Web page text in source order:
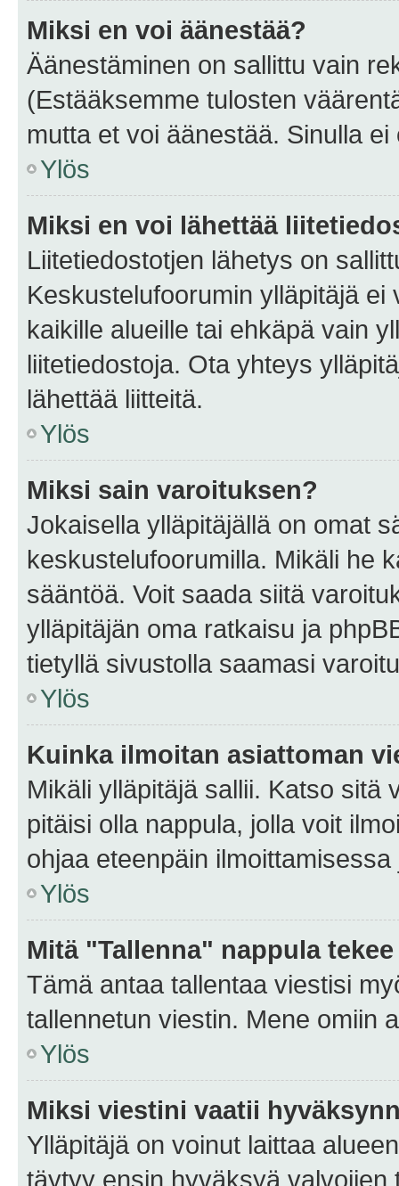
Miksi en voi äänestää?
Äänestäminen on sallittu vain
(Estääksemme tulosten
mutta et voi äänestää. Sinulla
Ylös
Miksi en voi lähettää
Liitetiedostotjen lähetys on
Keskustelufoorumin ylläpitäjä
kaikille alueille tai ehkäpä vain
liitetiedostoja. Ota yhteys
lähettää liitteitä.
Ylös
Miksi sain varoituksen?
Jokaisella ylläpitäjällä on omat
keskustelufoorumilla. Mikäli he
sääntöä. Voit saada siitä
ylläpitäjän oma ratkaisu ja
tietyllä sivustolla saamasi
Ylös
Kuinka ilmoitan asiattoman
Mikäli ylläpitäjä sallii. Katso sitä
pitäisi olla nappula, jolla voit
ohjaa eteenpäin
Ylös
Mitä "Tallenna" nappula
Tämä antaa tallentaa viestisi
tallennetun viestin. Mene omiin
Ylös
Miksi viestini vaatii
Ylläpitäjä on voinut laittaa
täytyy ensin hyväksyä